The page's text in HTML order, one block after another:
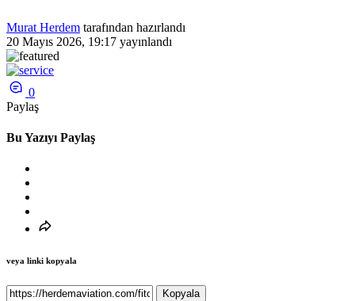
Murat Herdem tarafından hazırlandı
20 Mayıs 2026, 19:17 yayınlandı
0
Paylaş
Bu Yazıyı Paylaş
veya linki kopyala
Kopyala